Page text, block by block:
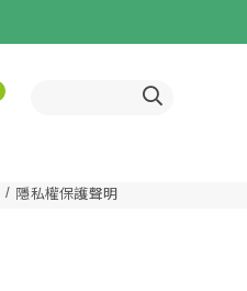
隱私權保護聲明